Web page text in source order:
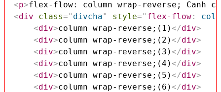
<p>flex-flow: column wrap-reverse; Canh
<div class=" divcha" style=" flex-flow:
<div>column wrap-reverse;(1) </div>
<div>column wrap-reverse;(2) </div>
<div>column wrap-reverse;(3) </div>
<div>column wrap-reverse;(4) </div>
<div>column wrap-reverse;(5) </div>
<div>column wrap-reverse;(6) </div>